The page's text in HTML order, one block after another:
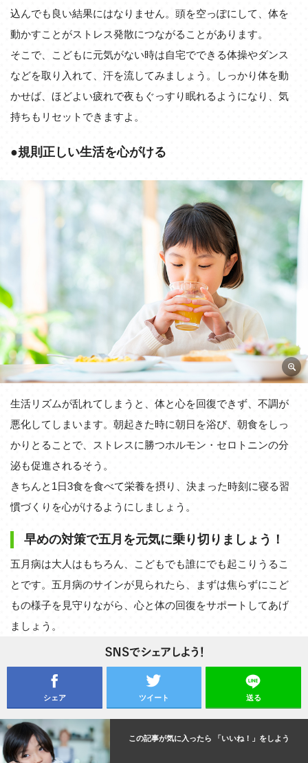
込んでも良い結果にはなりません。頭を空っぽにして、体を
動かすことがストレス発散につながることがあります。
そこで、こどもに元気がない時は自宅でできる体操やダンス
などを取り入れて、汗を流してみましょう。しっかり体を動
かせば、ほどよい疲れで夜もぐっすり眠れるようになり、気
持ちもリセットできますよ。
●規則正しい生活を心がける
生活リズムが乱れてしまうと、体と心を回復できず、不調が
悪化してしまいます。朝起きた時に朝日を浴び、朝食をしっ
かりとることで、ストレスに勝つホルモン・セロトニンの分
泌も促進されるそう。
きちんと1日3食を食べて栄養を摂り、決まった時刻に寝る習
慣づくりを心がけるようにしましょう。
早めの対策で五月を元気に乗り切りましょう！
五月病は大人はもちろん、こどもでも誰にでも起こりうるこ
とです。五月病のサインが見られたら、まずは焦らずにこど
もの様子を見守りながら、心と体の回復をサポートしてあげ
ましょう。
シェア ツイート 送る
この記事が気に入ったら 「いいね！」をしよう